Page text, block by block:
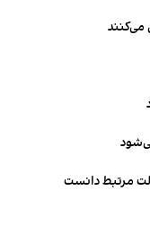
می‌کنند
مرتبط دانست